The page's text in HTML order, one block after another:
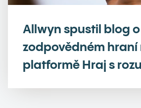
Allwyn spustil blog o
zodpovědném hraní
platformě Hraj s